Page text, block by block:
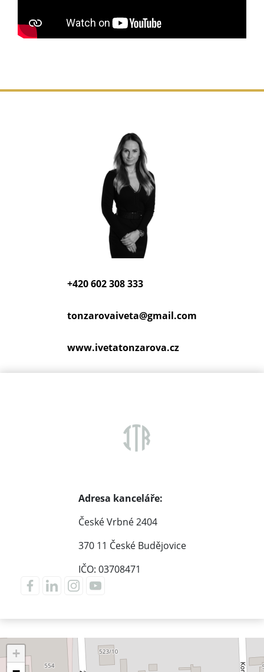
+420 602 308 333
tonzarovaiveta@gmail.com
www.ivetatonzarova.cz
Adresa kanceláře:
České Vrbné 2404
370 11 České Budějovice
IČO: 03708471
+